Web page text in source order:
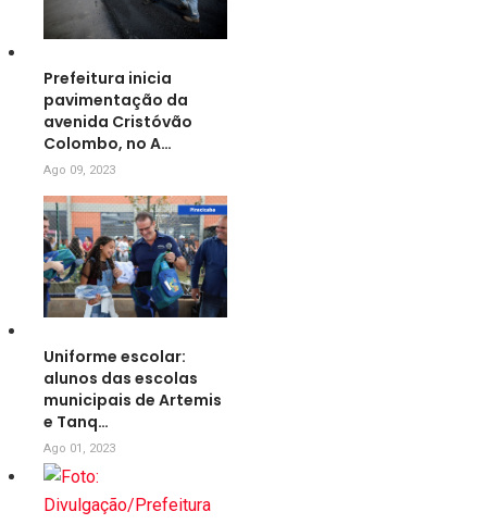
Prefeitura inicia
pavimentação da
avenida Cristóvão
Colombo, no A…
Ago 09, 2023
Uniforme escolar:
alunos das escolas
municipais de Artemis
e Tanq…
Ago 01, 2023